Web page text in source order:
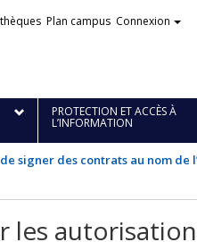
Plan campus Connexion
PROTECTION ET ACCÈS À
L’INFORMATION
signer des contrats au nom de
les